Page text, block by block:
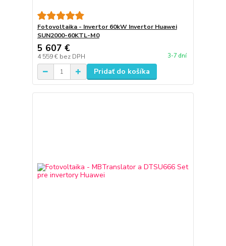
Fotovoltaika - Invertor 60kW Invertor Huawei
SUN2000-60KTL-M0
5 607 €
4 559 € bez DPH 3-7 dní
Pridať do košíka